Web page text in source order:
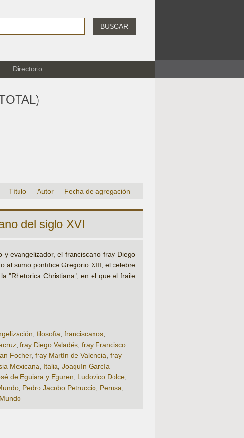
BUSCAR
Directorio
Título Autor Fecha de agregación
del siglo XVI
y evangelizador, el franciscano fray Diego
al sumo pontífice Gregorio XIII, el célebre
"Rhetorica Christiana", en el que el fraile
, filosofía, franciscanos,
, fray Diego Valadés, fray Francisco
Focher, fray Martín de Valencia, fray
Mexicana, Italia, Joaquín García
de Eguiara y Eguren, Ludovico Dolce,
, Pedro Jacobo Petruccio, Perusa,